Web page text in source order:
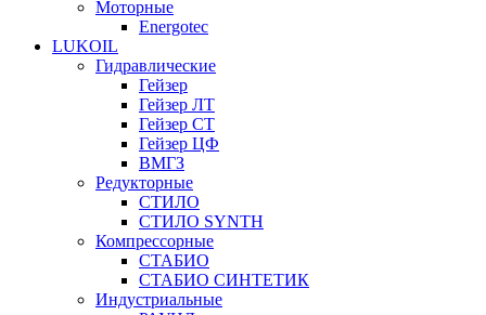
Моторные
Energotec
LUKOIL
Гидравлические
Гейзер
Гейзер ЛТ
Гейзер СТ
Гейзер ЦФ
ВМГЗ
Редукторные
СТИЛО
СТИЛО SYNTH
Компрессорные
СТАБИО
СТАБИО СИНТЕТИК
Индустриальные